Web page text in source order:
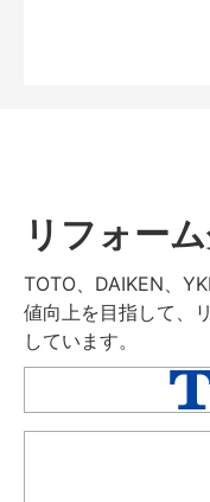
リフォー
TOTO、DAIKEN、
値向上を目指して、
しています。